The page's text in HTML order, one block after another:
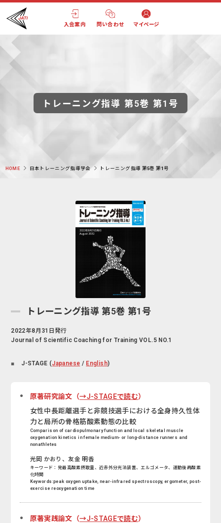
入会案内 問い合わせ マイページ
トレーニング指導 第5巻 第1号
HOME 日本トレーニング指導学会 トレーニング指導 第5巻 第1号
トレーニング指導 第5巻 第1号
2022年8月31日発行
Journal of Scientific Coaching for Training VOL.5 NO.1
J-STAGE (Japanese / English)
原著研究論文（→J-STAGEで読む）
女性中長距離選手と非競技選手における全身持久性体
力と局所の骨格筋酸素動態の比較
Comparison of cardiopulmonary function and local skeletal muscle
oxygenation kinetics in female medium- or long-distance runners and
nonathletes
光岡 かおり、友金 明香
キーワード：発最高酸素摂取量、近赤外分光法装置、エルゴメータ、運動後再酸素
化時間
Keywords:peak oxygen uptake, near-infrared spectroscopy, ergometer, post-
exercise reoxygenation time
原著実践論文（→J-STAGEで読む）